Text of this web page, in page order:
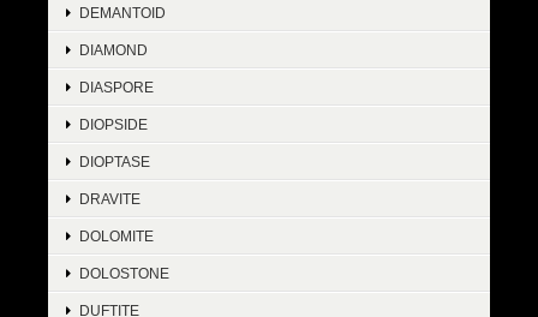
DEMANTOID
DIAMOND
DIASPORE
DIOPSIDE
DIOPTASE
DRAVITE
DOLOMITE
DOLOSTONE
DUFTITE